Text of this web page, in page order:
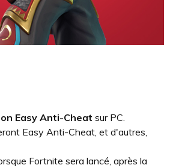
Easy Anti-Cheat sur PC.
Easy Anti-Cheat, et d'autres,
Fortnite sera lancé, après la